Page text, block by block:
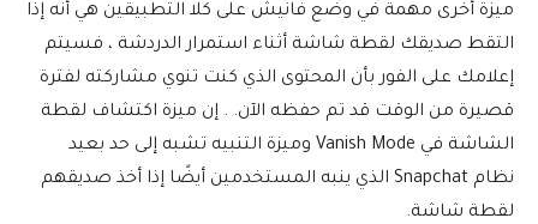
ميزة أخرى مهمة في وضع فانيش على كلا التطبيقين هي أنه إذا
التقط صديقك لقطة شاشة أثناء استمرار الدردشة ، فسيتم
إعلامك على الفور بأن المحتوى الذي كنت تنوي مشاركته لفترة
قصيرة من الوقت قد تم حفظه الآن. . إن ميزة اكتشاف لقطة
الشاشة في Vanish Mode وميزة التنبيه تشبه إلى حد بعيد
نظام Snapchat الذي ينبه المستخدمين أيضًا إذا أخذ صديقهم
لقطة شاشة.